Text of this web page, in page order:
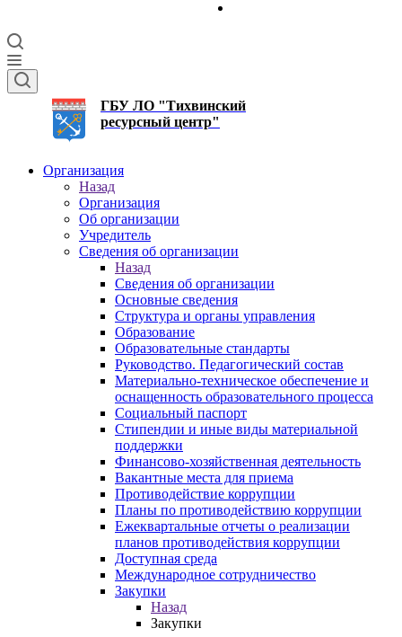
ГБУ ЛО "Тихвинский
ресурсный центр"
Организация
Назад
Организация
Об организации
Учредитель
Сведения об организации
Назад
Сведения об организации
Основные сведения
Структура и органы управления
Образование
Образовательные стандарты
Руководство. Педагогический состав
Материально-техническое обеспечение и
оснащенность образовательного процесса
Социальный паспорт
Стипендии и иные виды материальной
поддержки
Финансово-хозяйственная деятельность
Вакантные места для приема
Противодействие коррупции
Планы по противодействию коррупции
Ежеквартальные отчеты о реализации
планов противодействия коррупции
Доступная среда
Международное сотрудничество
Закупки
Назад
Закупки